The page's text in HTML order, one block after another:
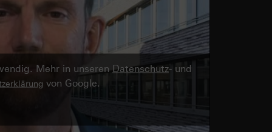
Mehr in unseren Datenschutz- und
von Google.